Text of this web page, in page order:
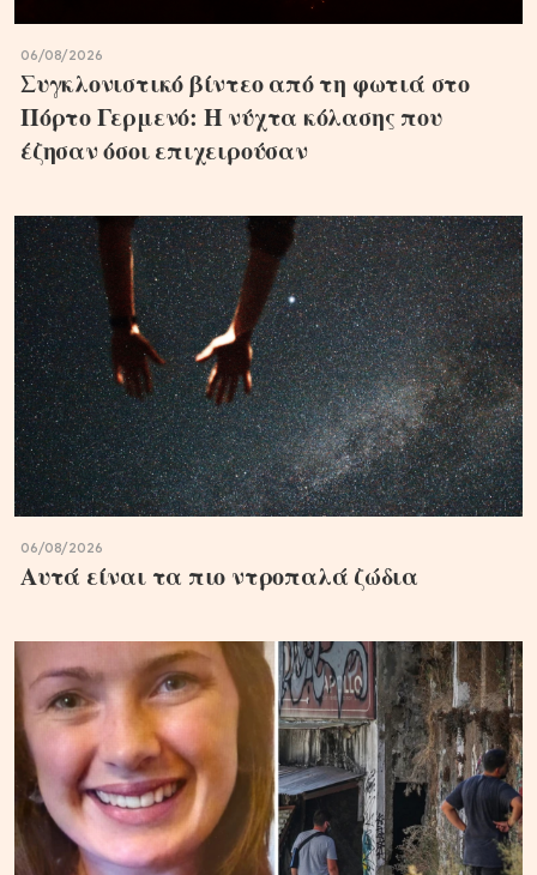
06/08/2026
Συγκλονιστικό βίντεο από τη φωτιά στο
Πόρτο Γερμενό: Η νύχτα κόλασης που
έζησαν όσοι επιχειρούσαν
06/08/2026
Αυτά είναι τα πιο ντροπαλά ζώδια